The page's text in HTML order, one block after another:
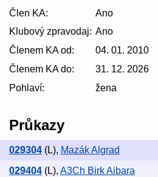
Člen KA:
Ano
Klubový zpravodaj: Ano
Členem KA od:
04. 01. 2010
Členem KA do:
31. 12. 2026
Pohlaví:
žena
Průkazy
029304 (L), Mazák Algrad
029404 (L), A3Ch Birk Aibara